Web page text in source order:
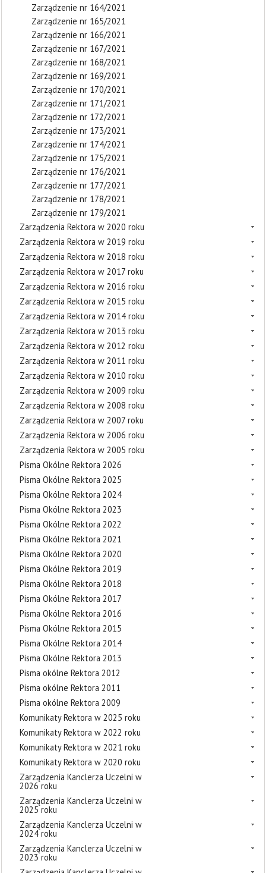
Zarządzenie nr 164/2021
Zarządzenie nr 165/2021
Zarządzenie nr 166/2021
Zarządzenie nr 167/2021
Zarządzenie nr 168/2021
Zarządzenie nr 169/2021
Zarządzenie nr 170/2021
Zarządzenie nr 171/2021
Zarządzenie nr 172/2021
Zarządzenie nr 173/2021
Zarządzenie nr 174/2021
Zarządzenie nr 175/2021
Zarządzenie nr 176/2021
Zarządzenie nr 177/2021
Zarządzenie nr 178/2021
Zarządzenie nr 179/2021
Zarządzenia Rektora w 2020 roku
Zarządzenia Rektora w 2019 roku
Zarządzenia Rektora w 2018 roku
Zarządzenia Rektora w 2017 roku
Zarządzenia Rektora w 2016 roku
Zarządzenia Rektora w 2015 roku
Zarządzenia Rektora w 2014 roku
Zarządzenia Rektora w 2013 roku
Zarządzenia Rektora w 2012 roku
Zarządzenia Rektora w 2011 roku
Zarządzenia Rektora w 2010 roku
Zarządzenia Rektora w 2009 roku
Zarządzenia Rektora w 2008 roku
Zarządzenia Rektora w 2007 roku
Zarządzenia Rektora w 2006 roku
Zarządzenia Rektora w 2005 roku
Pisma Okólne Rektora 2026
Pisma Okólne Rektora 2025
Pisma Okólne Rektora 2024
Pisma Okólne Rektora 2023
Pisma Okólne Rektora 2022
Pisma Okólne Rektora 2021
Pisma Okólne Rektora 2020
Pisma Okólne Rektora 2019
Pisma Okólne Rektora 2018
Pisma Okólne Rektora 2017
Pisma Okólne Rektora 2016
Pisma Okólne Rektora 2015
Pisma Okólne Rektora 2014
Pisma Okólne Rektora 2013
Pisma okólne Rektora 2012
Pisma okólne Rektora 2011
Pisma okólne Rektora 2009
Komunikaty Rektora w 2025 roku
Komunikaty Rektora w 2022 roku
Komunikaty Rektora w 2021 roku
Komunikaty Rektora w 2020 roku
Zarządzenia Kanclerza Uczelni w
2026 roku
Zarządzenia Kanclerza Uczelni w
2025 roku
Zarządzenia Kanclerza Uczelni w
2024 roku
Zarządzenia Kanclerza Uczelni w
2023 roku